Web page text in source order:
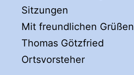
Sitzungen
Mit freundlichen Grüßen
Thomas Götzfried
Ortsvorsteher